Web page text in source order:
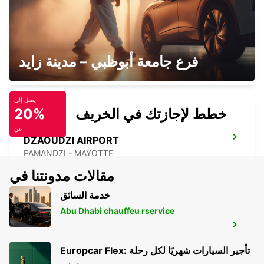
SAINT GILLES
SAINT GILLES LES BAINS - REUNION
DZAOUDZI AIRPORT
PAMANDZI - MAYOTTE
BANDRELE HOTEL SAKOULI
BANDRELE - MAYOTTE
فرع جامعة أبوظبي – مدينة زايد
يصل إلى
20%
عن
خطط لإجازتك في الخريف
مقالات مدونتنا في
خدمة السائق
Abu Dhabi chauffeu rservice
Europcar Flex: تأجير السيارات شهريًا لكل رحلة